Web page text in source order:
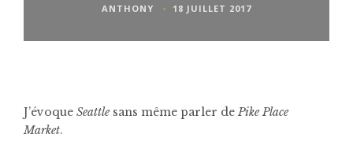
ANTHONY 18 JUILLET 2017
J’évoque Seattlesans même parler de Pike Place
Market.